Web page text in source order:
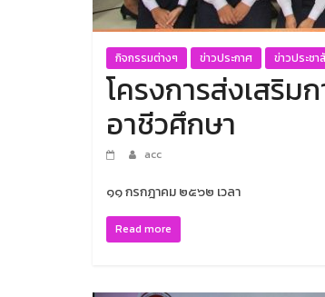
กิจกรรมต่างๆ ข่าวประกาศ ข่าวประช
โครงการส่งเสริม
อาชีวศึกษา
acc
๑๑ กรกฎาคม ๒๕๖๒ เวลา
Read more